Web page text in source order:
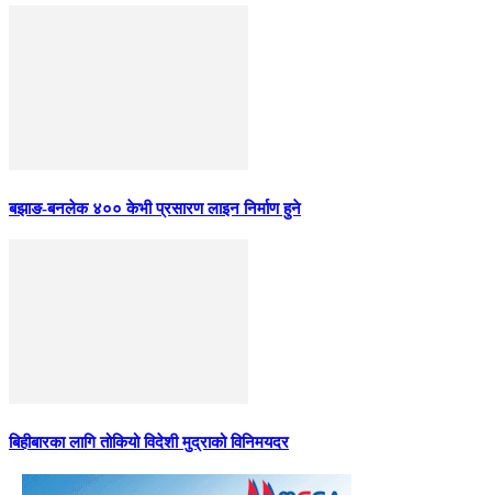
बझाङ-बनलेक ४०० केभी प्रसारण लाइन निर्माण हुने
बिहीबारका लागि तोकियो विदेशी मुद्राको विनिमयदर